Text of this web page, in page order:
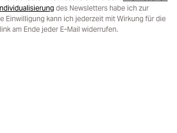
des Newsletters habe ich zur
Einwilligung kann ich jederzeit mit Wirkung für die
am Ende jeder E-Mail widerrufen.